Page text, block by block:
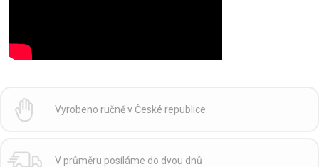
Vyrobeno ručně v České republice
V průměru posíláme do dvou dnů